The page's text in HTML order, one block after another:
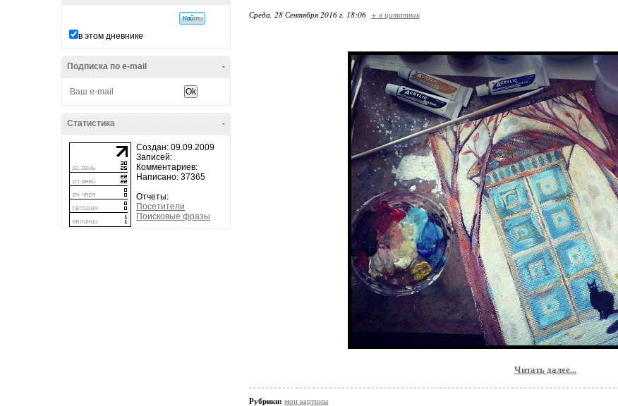
в этом дневнике
-
Подписка по e-mail
-
Статистика
Создан: 09.09.2009
Записей:
Комментариев:
Написано: 37365
Отчеты:
Посетители
Поисковые фразы
Среда, 28 Сентября 2016 г. 18:06 + в цитатник
Читать далее...
Рубрики: мои картины